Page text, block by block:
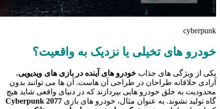
cyberpunk
خودرو های تخیلی یا نزدیک به واقعیت؟
یکی از ویژگی‌ های جذاب خودرو های آینده در بازی‌ های ویدیویی،
آزادی خلاقانه طراحان در طراحی آن‌ هاست. آن‌ ها می‌ توانند بدون
محدودیت به خلق خودرو هایی بپردازند که در دنیای واقعی شاید هیچ‌
گاه تولید نشوند. به عنوان مثال، خودرو های بازی Cyberpunk 2077